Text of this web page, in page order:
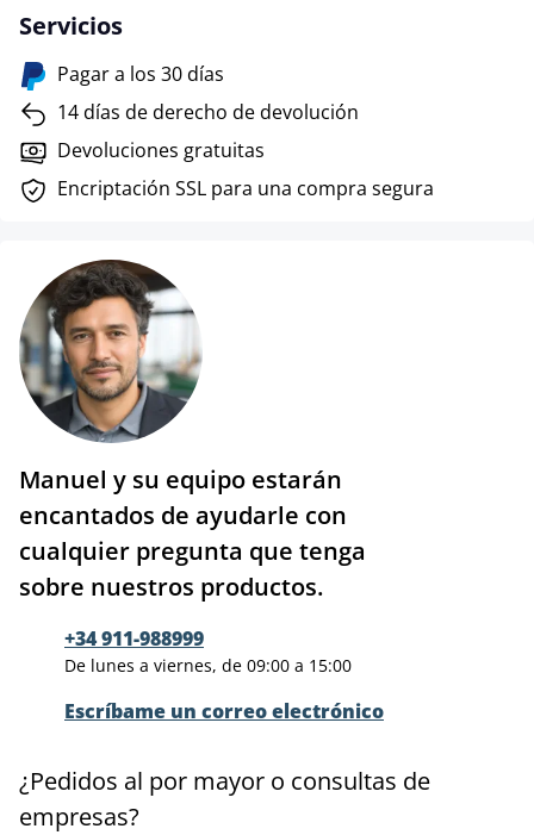
Servicios
Pagar a los 30 días
14 días de derecho de devolución
Devoluciones gratuitas
Encriptación SSL para una compra segura
Manuel y su equipo estarán
encantados de ayudarle con
cualquier pregunta que tenga
sobre nuestros productos.
+34 911-988999
De lunes a viernes, de 09:00 a 15:00
Escríbame un correo electrónico
¿Pedidos al por mayor o consultas de
empresas?